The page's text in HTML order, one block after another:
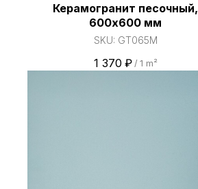
Керамогранит песочный,
600х600 мм
SKU: GT065M
1 370 ₽ / 1 m²